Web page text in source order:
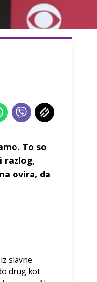
To so
razlog,
ovira, da
slavne
drug kot